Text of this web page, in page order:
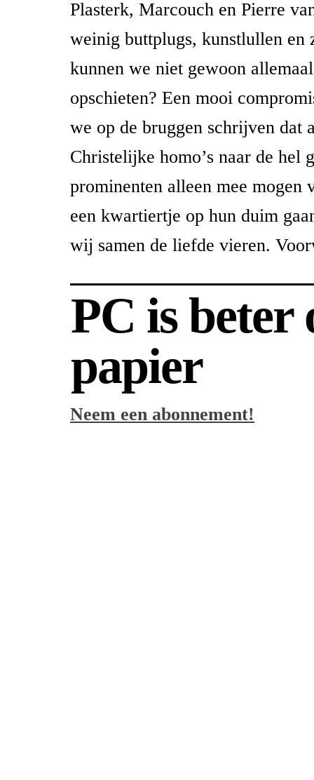
Plasterk, Marcouch en Pierre
weinig buttplugs, kunstlullen en
kunnen we niet gewoon
opschieten? Een mooi
we op de bruggen schrijven dat
Christelijke homo’s naar de hel
prominenten alleen mee mogen
een kwartiertje op hun duim
wij samen de liefde vieren.
PC is beter
papier
Neem een abonnement!